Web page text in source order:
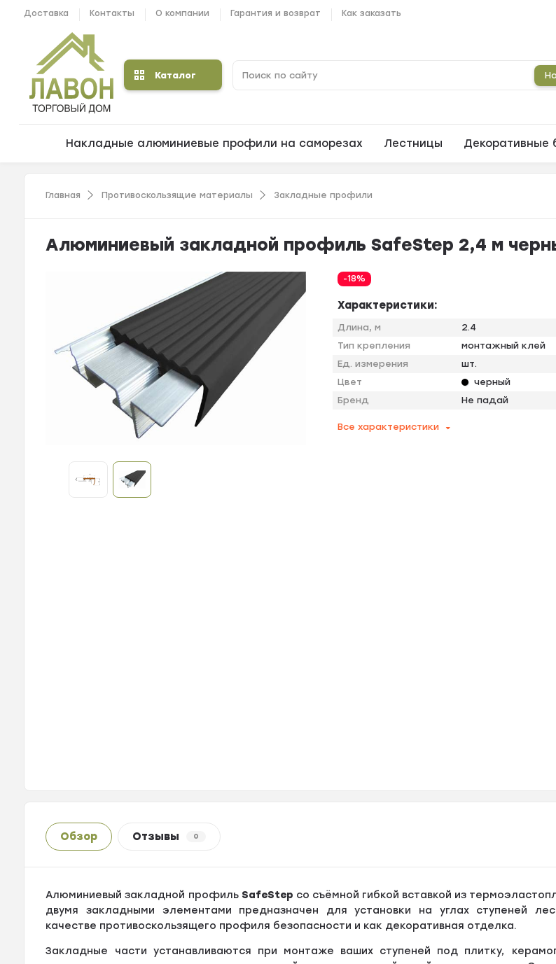
Доставка Контакты О компании Гарантия и возврат Как заказать
Каталог
Накладные алюминиевые профили на саморезах Лестницы Декоративные
Главная Противоскользящие материалы Закладные профили
Алюминиевый закладной профиль SafeStep 2,4 м
-18%
Характеристики:
Длина, м
2.4
Тип крепления
монтажный клей
Ед. измерения
шт.
Цвет
черный
Бренд
Не падай
Все характеристики
Обзор Отзывы 0
Алюминиевый закладной профиль SafeStep со съёмной гибкой вставкой из
двумя закладными элементами предназначен для установки на углах ступеней
качестве противоскользящего профиля безопасности и как декоративная отделка.
Закладные части устанавливаются при монтаже ваших ступеней под плитку,